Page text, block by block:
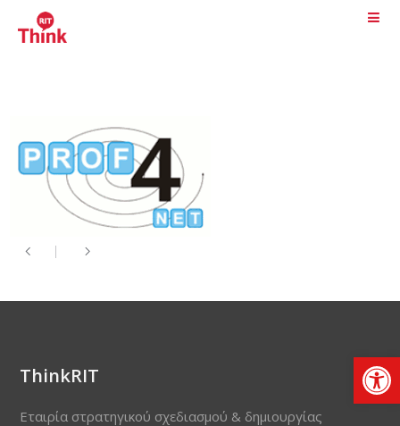
ThinkRIT
Εταιρία στρατηγικού σχεδιασμού & δημιουργίας